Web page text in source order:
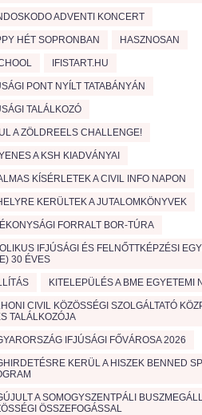
ADVENTI KONCERT
HÉT SOPRONBAN HASZNOSAN
IFISTART.HU
PONT NYÍLT TATABÁNYÁN
TALÁLKOZÓ
A ZÖLDREELS CHALLENGE!
A KSH KIADVÁNYAI
KÍSÉRLETEK A CIVIL INFO NAPON
KERÜLTEK A JUTALOMKÖNYVEK
FORRALT BOR-TÚRA
IFJÚSÁGI ÉS FELNŐTTKÉPZÉSI
30 ÉVES
KITELEPÜLÉS A BME EGYETEMI
CIVIL KÖZÖSSÉGI SZOLGÁLTATÓ
TALÁLKOZÓJA
IFJÚSÁGI FŐVÁROSA 2026
KERÜL A HISZEK BENNED
A SOMOGYSZENTPÁLI
ÖSSZEFOGÁSSAL